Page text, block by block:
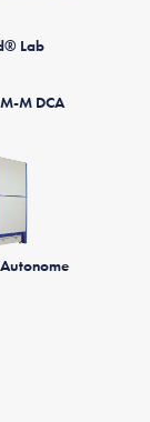
Lab
M DCA